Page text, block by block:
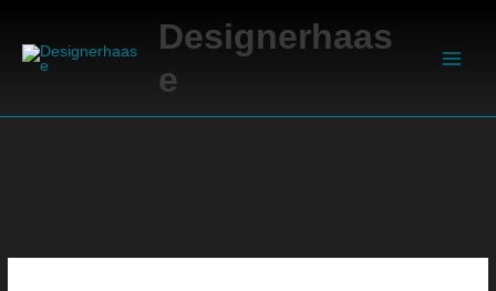
springen
Designerhaas
e